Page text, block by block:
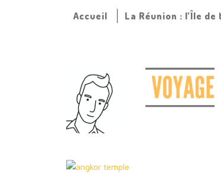
Accueil La Réunion : l’Île